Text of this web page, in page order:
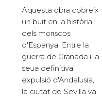
Aquesta obra cobreix
un buit en la història
dels moriscos
d'Espanya. Entre la
guerra de Granada i la
seua definitiva
expulsió d'Andalusia,
la ciutat de Sevilla va